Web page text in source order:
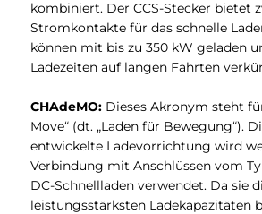
kombiniert. Der CCS-Stecker bietet
Stromkontakte für das schnelle
können mit bis zu 350 kW geladen
Ladezeiten auf langen Fahrten
CHAdeMO:Dieses Akronym steht
Move“ (dt. „Laden für Bewegung“).
entwickelte Ladevorrichtung wird
Verbindung mit Anschlüssen vom
DC-Schnellladen verwendet. Da sie
leistungsstärksten Ladekapazitäten